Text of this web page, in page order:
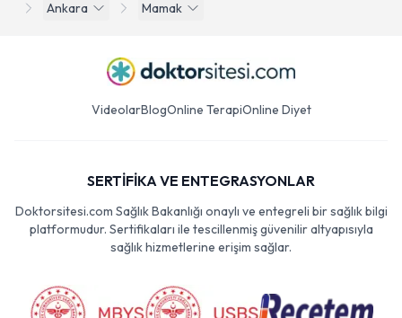
Ankara
Mamak
VideolarBlogOnline TerapiOnline Diyet
SERTİFİKA VE ENTEGRASYONLAR
Doktorsitesi.com Sağlık Bakanlığı onaylı ve entegreli bir sağlık bilgi
platformudur. Sertifikaları ile tescillenmiş güvenilir altyapısıyla
sağlık hizmetlerine erişim sağlar.